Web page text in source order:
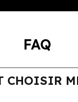
FAQ
CHOISIR